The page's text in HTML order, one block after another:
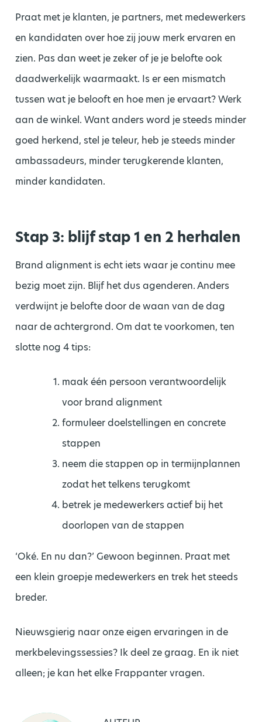
Praat met je klanten, je partners, met medewerkers
en kandidaten over hoe zij jouw merk ervaren en
zien. Pas dan weet je zeker of je je belofte ook
daadwerkelijk waarmaakt. Is er een mismatch
tussen wat je belooft en hoe men je ervaart? Werk
aan de winkel. Want anders word je steeds minder
goed herkend, stel je teleur, heb je steeds minder
ambassadeurs, minder terugkerende klanten,
minder kandidaten.
Stap 3: blijf stap 1 en 2 herhalen
Brand alignment is echt iets waar je continu mee
bezig moet zijn. Blijf het dus agenderen. Anders
verdwijnt je belofte door de waan van de dag
naar de achtergrond. Om dat te voorkomen, ten
slotte nog 4 tips:
maak één persoon verantwoordelijk
voor brand alignment
formuleer doelstellingen en concrete
stappen
neem die stappen op in termijnplannen
zodat het telkens terugkomt
betrek je medewerkers actief bij het
doorlopen van de stappen
‘Oké. En nu dan?’ Gewoon beginnen. Praat met
een klein groepje medewerkers en trek het steeds
breder.
Nieuwsgierig naar onze eigen ervaringen in de
merkbelevingssessies? Ik deel ze graag. En ik niet
alleen; je kan het elke Frappanter vragen.